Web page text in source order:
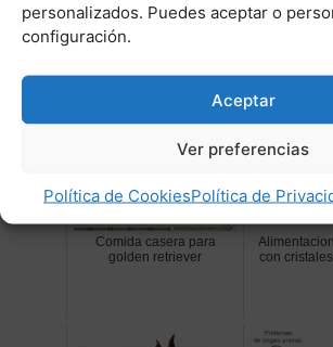
personalizados. Puedes aceptar o
configuración.
Aceptar
Ver preferencias
Política de CookiesPolítica de
Post Relacionados:
Comida casera para
golden retriever
con